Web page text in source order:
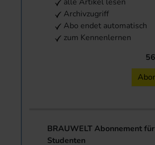
Archivzugriff
Abo endet automatisch
zum Kennenlernen
BRAUWELT Abonnement für
Studenten